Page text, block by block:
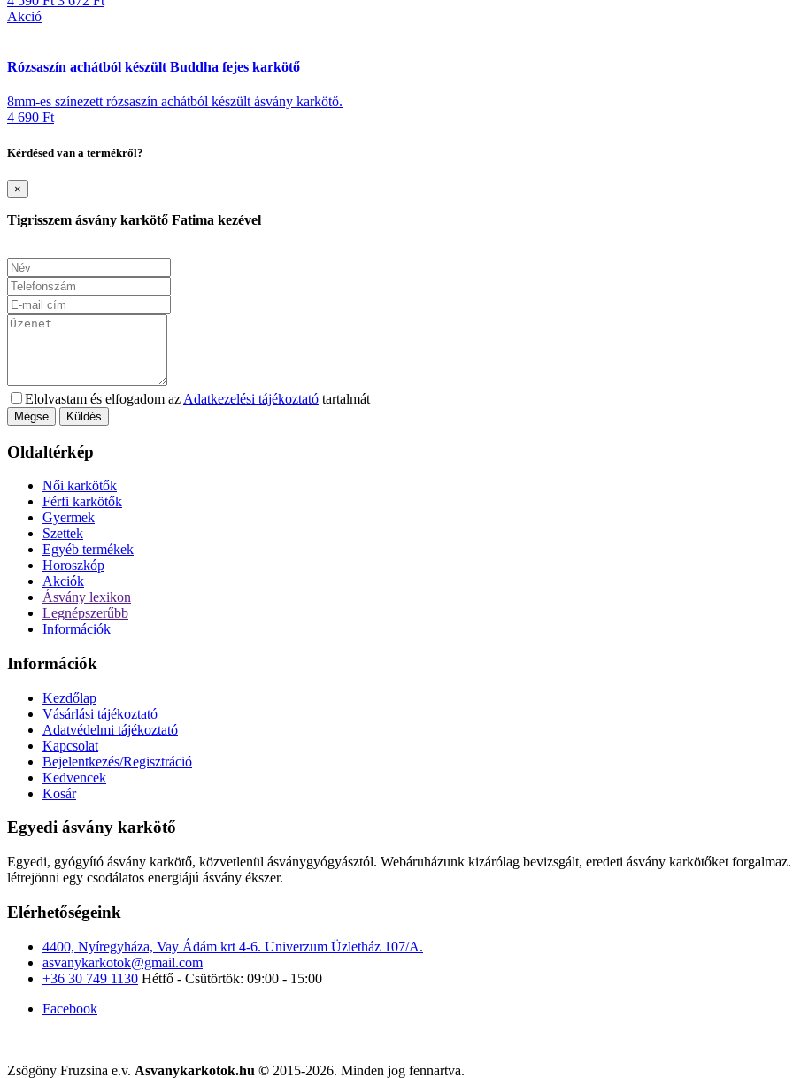
Akció
Rózsaszín achátból készült Buddha fejes karkötő
8mm-es színezett rózsaszín achátból készült ásvány karkötő.
4 690 Ft
Kérdésed van a termékről?
×
Tigrisszem ásvány karkötő Fatima kezével
Elolvastam és elfogadom az Adatkezelési tájékoztató tartalmát
Mégse Küldés
Oldaltérkép
Női karkötők
Férfi karkötők
Gyermek
Szettek
Egyéb termékek
Horoszkóp
Akciók
Ásvány lexikon
Legnépszerűbb
Információk
Információk
Kezdőlap
Vásárlási tájékoztató
Adatvédelmi tájékoztató
Kapcsolat
Bejelentkezés/Regisztráció
Kedvencek
Kosár
Egyedi ásvány karkötő
Egyedi, gyógyító ásvány karkötő, közvetlenül ásványgyógyásztól. Webáruházunk kizárólag bevizsgált, eredeti ásvány karkötőket
létrejönni egy csodálatos energiájú ásvány ékszer.
Elérhetőségeink
4400, Nyíregyháza, Vay Ádám krt 4-6. Univerzum Üzletház 107/A.
asvanykarkotok@gmail.com
+36 30 749 1130 Hétfő - Csütörtök: 09:00 - 15:00
Facebook
Zsögöny Fruzsina e.v. Asvanykarkotok.hu © 2015-2026. Minden jog fennartva.